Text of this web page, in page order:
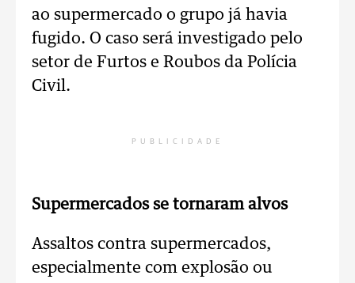
ao supermercado o grupo já havia
fugido. O caso será investigado pelo
setor de Furtos e Roubos da Polícia
Civil.
PUBLICIDADE
Supermercados se tornaram alvos
Assaltos contra supermercados,
especialmente com explosão ou